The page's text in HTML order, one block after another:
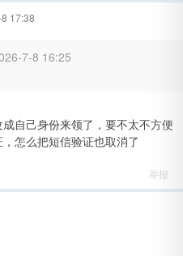
17:38
7-8 16:25
自己身份来领了，要不太不方便
怎么把短信验证也取消了
举报